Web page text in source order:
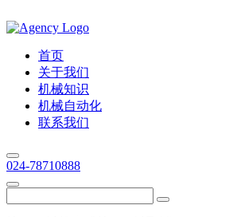
首页
关于我们
机械知识
机械自动化
联系我们
024-78710888